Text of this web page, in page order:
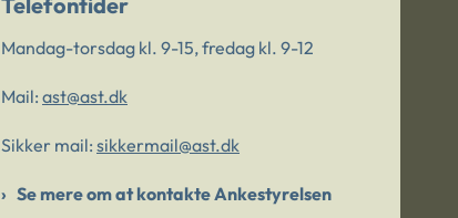
Mandag-torsdag kl. 9-15, fredag kl. 9-12
Mail: ast@ast.dk
Sikker mail: sikkermail@ast.dk
Se mere om at kontakte Ankestyrelsen